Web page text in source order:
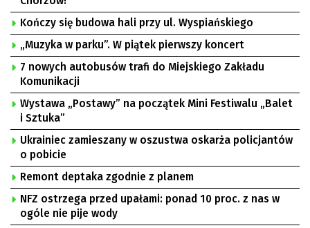
Kończy się budowa hali przy ul. Wyspiańskiego
„Muzyka w parku”. W piątek pierwszy koncert
7 nowych autobusów trafi do Miejskiego Zakładu
Komunikacji
Wystawa „Postawy” na początek Mini Festiwalu „Balet
i Sztuka”
Ukrainiec zamieszany w oszustwa oskarża policjantów
o pobicie
Remont deptaka zgodnie z planem
NFZ ostrzega przed upałami: ponad 10 proc. z nas w
ogóle nie pije wody